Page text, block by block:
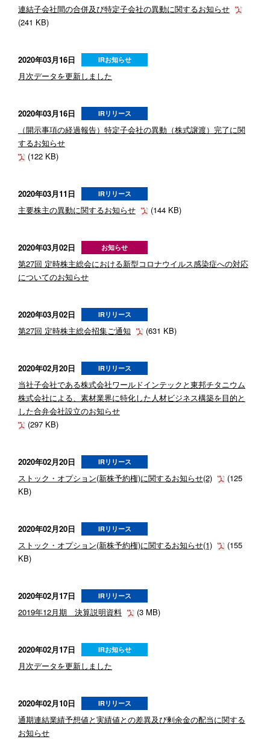
連結子会社間の合併及び特定子会社の異動に関するお知らせ
(241 KB)
2020年03月16日 IRお知らせ
月次データを更新しました
2020年03月16日 IRリリース
（開示事項の経過報告）特定子会社の異動（株式譲渡）完了に関
するお知らせ
(122 KB)
2020年03月11日 IRリリース
主要株主の異動に関するお知らせ (144 KB)
2020年03月02日 お知らせ
第27回 定時株主総会における新型コロナウイルス感染症への対応
についてのお知らせ
2020年03月02日 IRリリース
第27回 定時株主総会招集ご通知 (631 KB)
2020年02月20日 IRリリース
当社子会社である株式会社ワールドインテックと東邦チタニウム
株式会社による、素材業界に特化した人材ビジネス構築を目的と
した合弁会社設立のお知らせ
(297 KB)
2020年02月20日 IRリリース
ストック・オプション(新株予約権)に関するお知らせ(2)
(125
KB)
2020年02月20日 IRリリース
ストック・オプション(新株予約権)に関するお知らせ(1)
(155
KB)
2020年02月17日 IRリリース
2019年12月期 決算説明資料 (3 MB)
2020年02月17日 IRお知らせ
月次データを更新しました
2020年02月10日 IRリリース
通期連結業績予想値と実績値との差異及び剰余金の配当に関する
お知らせ